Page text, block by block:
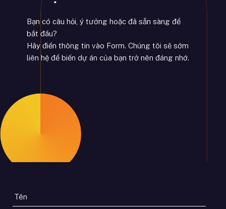
Bạn có câu hỏi, ý tưởng hoặc đã sẵn sàng để
bắt đầu?
Hãy điền thông tin vào Form. Chúng tôi sẽ sớm
liên hệ để biến dự án của bạn trở nên đáng nhớ.
Tên